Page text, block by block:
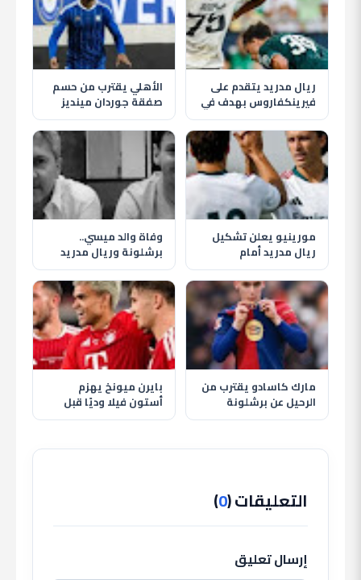
ريال مدريد يتقدم على
فيرينكفاروس بهدف في
الشوط الأول وريفاس
يسجل
الأهلي يقترب من حسم
صفقة جوردان مينديز
لتدعيم خط الوسط في
الصيف
مورينيو يعلن تشكيل
ريال مدريد أمام
فيرينكفاروس وظهور
إندريك أساسيًا
وفاة والد ميسي..
برشلونة وريال مدريد
يقدمان التعازي
لأسطورة الأرجنتين
مارك كاسادو يقترب من
الرحيل عن برشلونة
والهلال يترقب حسم
بايرن ميونخ يهزم
أستون فيلا وديًا قبل
انطلاق الموسم الجديد
التعليقات (0
)
إرسال تعليق